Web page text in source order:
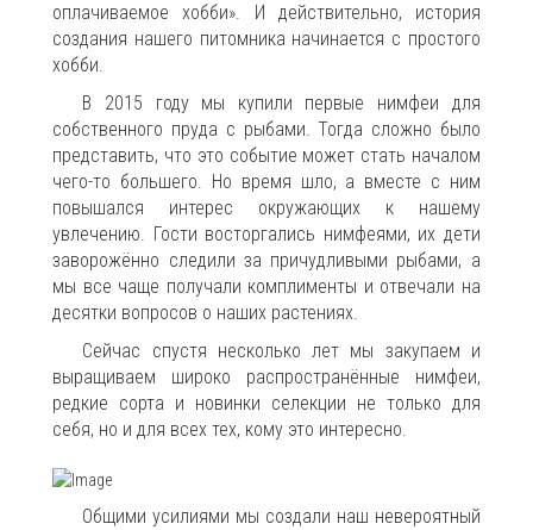
оплачиваемое хобби». И действительно, история
создания нашего питомника начинается с простого
хобби.
В 2015 году мы купили первые нимфеи для
собственного пруда с рыбами. Тогда сложно было
представить, что это событие может стать началом
чего-то большего. Но время шло, а вместе с ним
повышался интерес окружающих к нашему
увлечению. Гости восторгались нимфеями, их дети
заворожённо следили за причудливыми рыбами, а
мы все чаще получали комплименты и отвечали на
десятки вопросов о наших растениях.
Сейчас спустя несколько лет мы закупаем и
выращиваем широко распространённые нимфеи,
редкие сорта и новинки селекции не только для
себя, но и для всех тех, кому это интересно.
Общими усилиями мы создали наш невероятный